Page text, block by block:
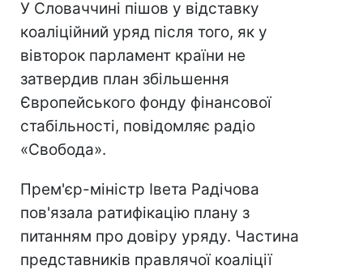
У Словаччині пішов у відставку
коаліційний уряд після того, як у
вівторок парламент країни не
затвердив план збільшення
Європейського фонду фінансової
стабільності, повідомляє радіо
«Свобода».
Прем'єр-міністр Івета Радічова
пов'язала ратифікацію плану з
питанням про довіру уряду. Частина
представників правлячої коаліції